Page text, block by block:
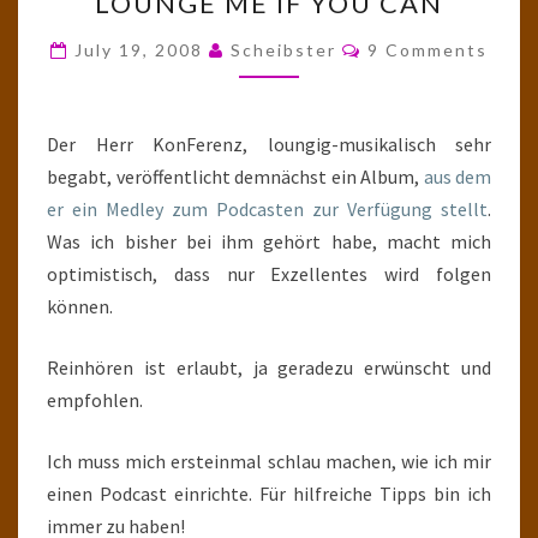
ME
IF
YOU
July 19, 2008 Scheibster Comments
9 Comments
Der Herr KonFerenz, loungig-musikalisch sehr
begabt, veröffentlicht demnächst ein Album, aus dem
er ein Medley zum Podcasten zur Verfügung stellt.
Was ich bisher bei ihm gehört habe, macht mich
optimistisch, dass nur Exzellentes wird folgen
können.
Reinhören ist erlaubt, ja geradezu erwünscht und
empfohlen.
Ich muss mich ersteinmal schlau machen, wie ich mir
einen Podcast einrichte. Für hilfreiche Tipps bin ich
immer zu haben!